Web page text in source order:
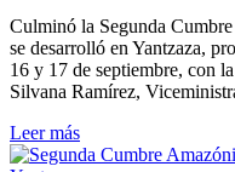
Culminó la Segunda
se desarrolló en Yantzaza,
16 y 17 de septiembre, con
Silvana Ramírez,
Leer más